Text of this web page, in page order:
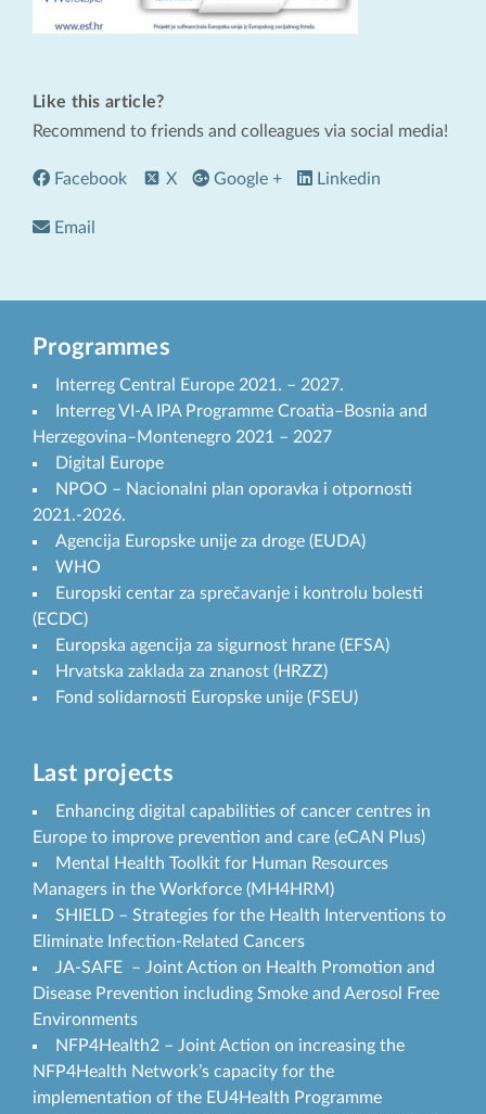
Like this article?
Recommend to friends and colleagues via social media!
Facebook X Google + Linkedin
Email
Programmes
Interreg Central Europe 2021. – 2027.
Interreg VI-A IPA Programme Croatia–Bosnia and
Herzegovina–Montenegro 2021 – 2027
Digital Europe
NPOO – Nacionalni plan oporavka i otpornosti
2021.-2026.
Agencija Europske unije za droge (EUDA)
WHO
Europski centar za sprečavanje i kontrolu bolesti
(ECDC)
Europska agencija za sigurnost hrane (EFSA)
Hrvatska zaklada za znanost (HRZZ)
Fond solidarnosti Europske unije (FSEU)
Last projects
Enhancing digital capabilities of cancer centres in
Europe to improve prevention and care (eCAN Plus)
Mental Health Toolkit for Human Resources
Managers in the Workforce (MH4HRM)
SHIELD – Strategies for the Health Interventions to
Eliminate Infection-Related Cancers
JA-SAFE – Joint Action on Health Promotion and
Disease Prevention including Smoke and Aerosol Free
Environments
NFP4Health2 – Joint Action on increasing the
NFP4Health Network’s capacity for the
implementation of the EU4Health Programme